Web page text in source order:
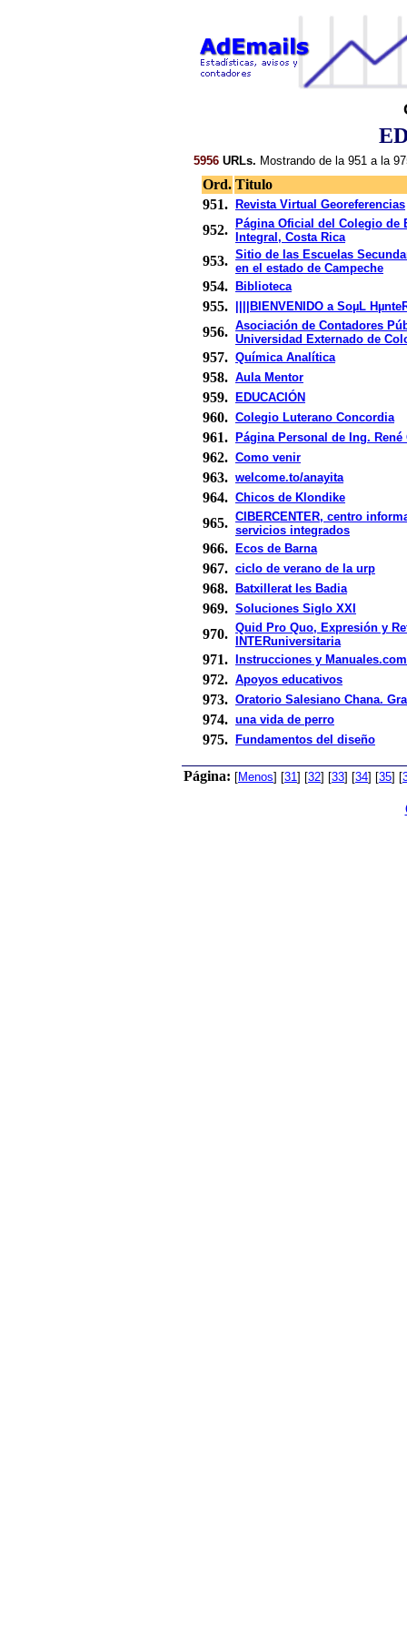
5956 URLs. Mostrando de la 951 a la
Ord. Titulo
951.
Revista Virtual Georeferencias
952.
Página Oficial del Colegio de
Integral, Costa Rica
953. Sitio de las Escuelas
en el estado de Campeche
954. Biblioteca
955. ||||BIENVENIDO a SoµL
956. Asociación de Contadores
Universidad Externado de
957. Química Analítica
958. Aula Mentor
959. EDUCACIÓN
960. Colegio Luterano Concordia
961. Página Personal de Ing.
962. Como venir
963. welcome.to/anayita
964. Chicos de Klondike
965. CIBERCENTER, centro
servicios integrados
966. Ecos de Barna
967. ciclo de verano de la urp
968. Batxillerat Ies Badia
969. Soluciones Siglo XXI
970. Quid Pro Quo, Expresión y
INTERuniversitaria
971. Instrucciones y Manuales.com
972. Apoyos educativos
973. Oratorio Salesiano Chana.
974. una vida de perro
975. Fundamentos del diseño
Página: [Menos] [31] [32] [33] [34] [35] [